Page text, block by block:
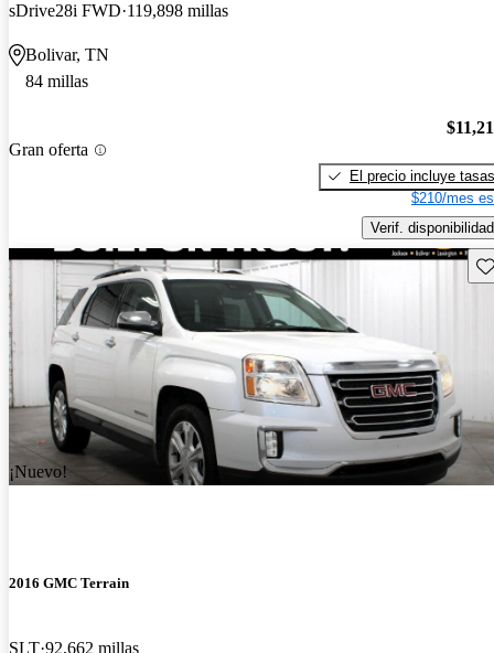
sDrive28i FWD 119,898 millas
Bolivar, TN
84 millas
Gran oferta
El precio incluye tasas
$210/mes
Verif. disponibilidad
¡Nuevo!
2016 GMC Terrain
SLT 92,662 millas